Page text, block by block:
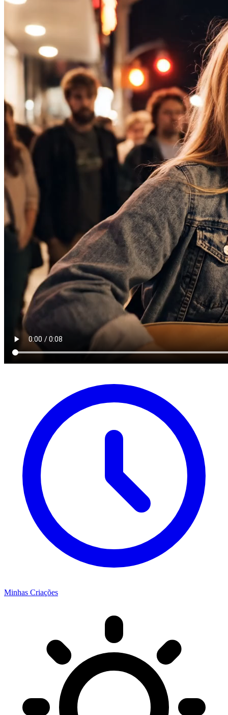
Minhas Criações